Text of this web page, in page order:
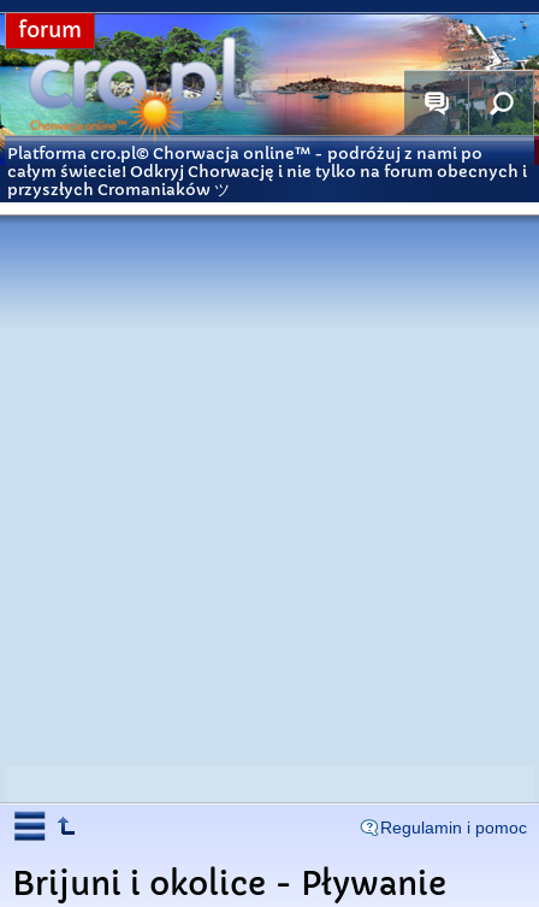
forum
Platforma cro.pl© Chorwacja online™ - podróżuj z nami po
całym świecie! Odkryj Chorwację i nie tylko na forum obecnych i
przyszłych Cromaniaków ツ
Regulamin i pomoc
Brijuni i okolice - Pływanie